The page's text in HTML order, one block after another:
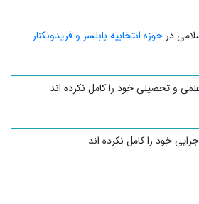
در حوزه انتخابیه بابلسر و فریدونکنار
و تحصیلی خود را کامل نکرده اند
خود را کامل نکرده اند